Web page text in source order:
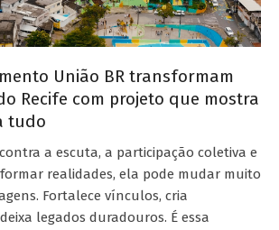
União BR transformam
Recife com projeto que mostra
tudo
a escuta, a participação coletiva e
realidades, ela pode mudar muito
Fortalece vínculos, cria
legados duradouros. É essa